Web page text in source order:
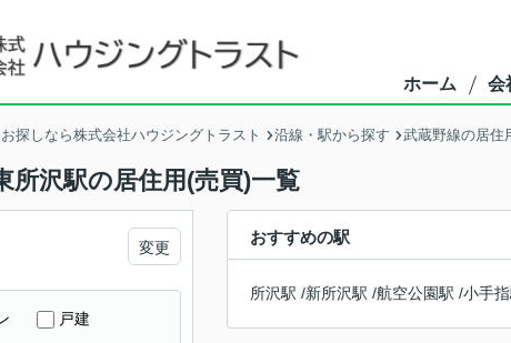
ホーム 会
探しなら株式会社ハウジングトラスト 沿線・駅から探す 武蔵野線の居住
所沢駅の居住用(売買)一覧
おすすめの駅
所沢駅 /新所沢駅 /航空公園駅 /小手
変更
戸建